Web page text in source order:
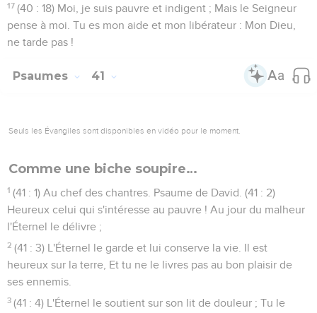
17 (40 : 18) Moi, je suis pauvre et indigent ; Mais le Seigneur
pense à moi. Tu es mon aide et mon libérateur : Mon Dieu,
ne tarde pas !
Psaumes 41
Seuls les Évangiles sont disponibles en vidéo pour le moment.
Comme une biche soupire…
1 (41 : 1) Au chef des chantres. Psaume de David. (41 : 2)
Heureux celui qui s'intéresse au pauvre ! Au jour du malheur
l'Éternel le délivre ;
2 (41 : 3) L'Éternel le garde et lui conserve la vie. Il est
heureux sur la terre, Et tu ne le livres pas au bon plaisir de
ses ennemis.
3 (41 : 4) L'Éternel le soutient sur son lit de douleur ; Tu le